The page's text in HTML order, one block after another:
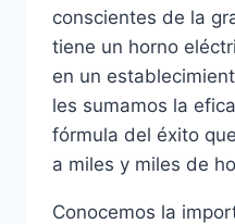
conscientes de la
tiene un horno
en un
les sumamos la
fórmula del éxito
a miles y miles de
Conocemos la